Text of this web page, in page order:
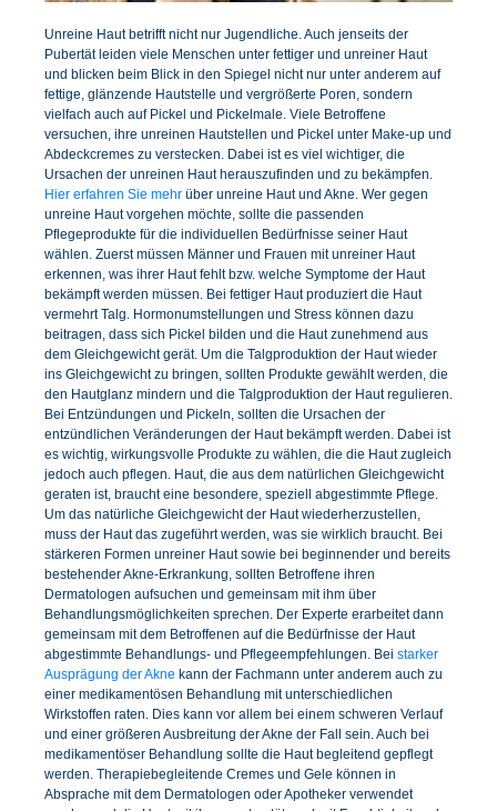
Unreine Haut betrifft nicht nur Jugendliche. Auch jenseits der
Pubertät leiden viele Menschen unter fettiger und unreiner Haut
und blicken beim Blick in den Spiegel nicht nur unter anderem auf
fettige, glänzende Hautstelle und vergrößerte Poren, sondern
vielfach auch auf Pickel und Pickelmale. Viele Betroffene
versuchen, ihre unreinen Hautstellen und Pickel unter Make-up und
Abdeckcremes zu verstecken. Dabei ist es viel wichtiger, die
Ursachen der unreinen Haut herauszufinden und zu bekämpfen.
Hier erfahren Sie mehr über unreine Haut und Akne. Wer gegen
unreine Haut vorgehen möchte, sollte die passenden
Pflegeprodukte für die individuellen Bedürfnisse seiner Haut
wählen. Zuerst müssen Männer und Frauen mit unreiner Haut
erkennen, was ihrer Haut fehlt bzw. welche Symptome der Haut
bekämpft werden müssen. Bei fettiger Haut produziert die Haut
vermehrt Talg. Hormonumstellungen und Stress können dazu
beitragen, dass sich Pickel bilden und die Haut zunehmend aus
dem Gleichgewicht gerät. Um die Talgproduktion der Haut wieder
ins Gleichgewicht zu bringen, sollten Produkte gewählt werden, die
den Hautglanz mindern und die Talgproduktion der Haut regulieren.
Bei Entzündungen und Pickeln, sollten die Ursachen der
entzündlichen Veränderungen der Haut bekämpft werden. Dabei ist
es wichtig, wirkungsvolle Produkte zu wählen, die die Haut zugleich
jedoch auch pflegen. Haut, die aus dem natürlichen Gleichgewicht
geraten ist, braucht eine besondere, speziell abgestimmte Pflege.
Um das natürliche Gleichgewicht der Haut wiederherzustellen,
muss der Haut das zugeführt werden, was sie wirklich braucht. Bei
stärkeren Formen unreiner Haut sowie bei beginnender und bereits
bestehender Akne-Erkrankung, sollten Betroffene ihren
Dermatologen aufsuchen und gemeinsam mit ihm über
Behandlungsmöglichkeiten sprechen. Der Experte erarbeitet dann
gemeinsam mit dem Betroffenen auf die Bedürfnisse der Haut
abgestimmte Behandlungs- und Pflegeempfehlungen. Bei starker
Ausprägung der Akne kann der Fachmann unter anderem auch zu
einer medikamentösen Behandlung mit unterschiedlichen
Wirkstoffen raten. Dies kann vor allem bei einem schweren Verlauf
und einer größeren Ausbreitung der Akne der Fall sein. Auch bei
medikamentöser Behandlung sollte die Haut begleitend gepflegt
werden. Therapiebegleitende Cremes und Gele können in
Absprache mit dem Dermatologen oder Apotheker verwendet